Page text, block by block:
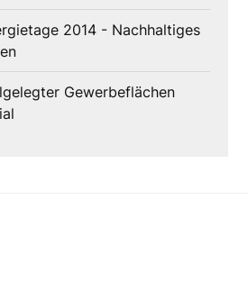
2014 - Nachhaltiges
Gewerbeflächen